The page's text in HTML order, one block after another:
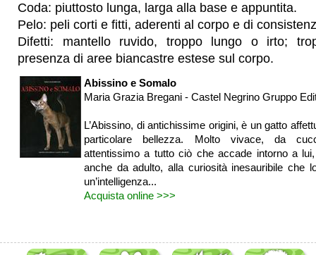
Coda: piuttosto lunga, larga alla base e appuntita.
Pelo: peli corti e fitti, aderenti al corpo e di
Difetti: mantello ruvido, troppo lungo o irto;
presenza di aree biancastre estese sul corpo.
Abissino e Somalo
Maria Grazia Bregani - Castel Negrino Gruppo
L’Abissino, di antichissime origini, è un gatto
particolare bellezza. Molto vivace, da
attentissimo a tutto ciò che accade intorno a
anche da adulto, alla curiosità inesauribile che
un’intelligenza...
Acquista online >>>